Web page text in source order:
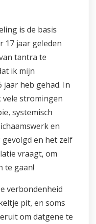
is de basis
17 jaar geleden
tantra te
ik mijn
heb gehad. In
vele stromingen
systemisch
en
en het zelf
vraagt, om
te gaan!
verbondenheid
pit, en soms
om datgene te